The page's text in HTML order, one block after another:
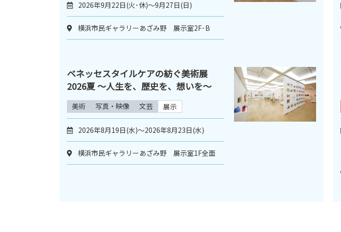
2026年9月22日(火･休)〜9月27日(日)
横浜市民ギャラリーあざみ野 展示室2F･B
ベネッセスタイルケアの紡ぐ美術展
2026夏 〜人生を、歴史を、想いを〜
美術 写真・映像 文芸 展示
2026年8月19日(水)～2026年8月23日(水)
横浜市民ギャラリーあざみ野 展示室1F全面